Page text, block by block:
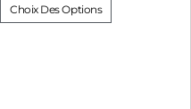
Choix Des Options